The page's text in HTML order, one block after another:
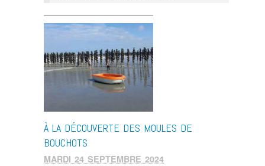
À LA DÉCOUVERTE DES MOULES DE
BOUCHOTS
MARDI 24 SEPTEMBRE 2024